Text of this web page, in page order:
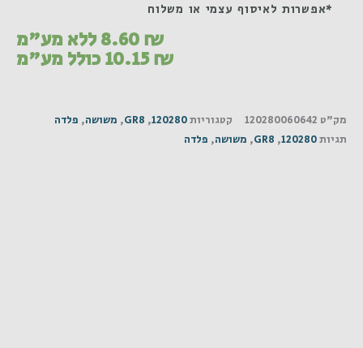
*אפשרות לאיסוף עצמי או משלוח
8.60₪ ללא מע"מ
10.15₪ כולל מע"מ
מק"ט 120280060642 קטגוריות120280
,
GR8
, משושה, פלדה
תגיות120280
,
GR8
, משושה, פלדה